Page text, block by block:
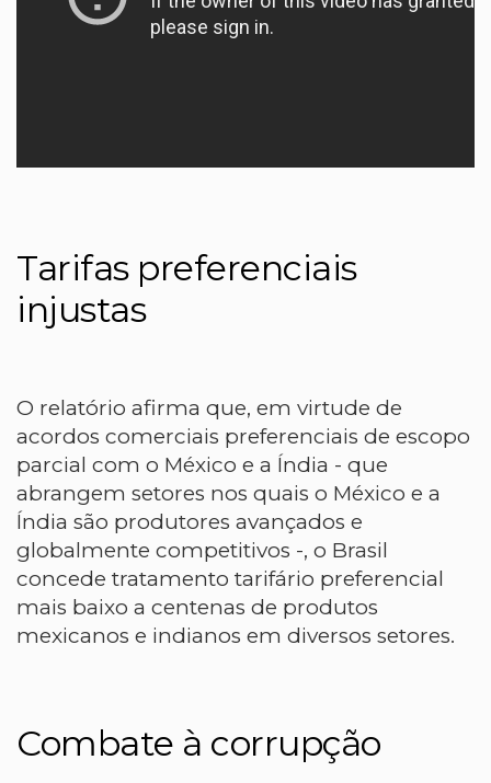
Tarifas preferenciais
injustas
O relatório afirma que, em virtude de
acordos comerciais preferenciais de escopo
parcial com o México e a Índia - que
abrangem setores nos quais o México e a
Índia são produtores avançados e
globalmente competitivos -, o Brasil
concede tratamento tarifário preferencial
mais baixo a centenas de produtos
mexicanos e indianos em diversos setores.
Combate à corrupção